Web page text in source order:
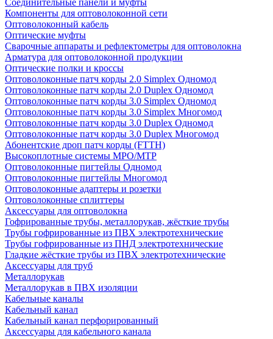
Соединительные панели и муфты
Компоненты для оптоволоконной сети
Оптоволоконный кабель
Оптические муфты
Сварочные аппараты и рефлектометры для оптоволокна
Арматура для оптоволоконной продукции
Оптические полки и кроссы
Оптоволоконные патч корды 2.0 Simplex Одномод
Оптоволоконные патч корды 2.0 Duplex Одномод
Оптоволоконные патч корды 3.0 Simplex Одномод
Оптоволоконные патч корды 3.0 Simplex Многомод
Оптоволоконные патч корды 3.0 Duplex Одномод
Оптоволоконные патч корды 3.0 Duplex Многомод
Абонентские дроп патч корды (FTTH)
Высокоплотные системы MPO/MTP
Оптоволоконные пигтейлы Одномод
Оптоволоконные пигтейлы Многомод
Оптоволоконные адаптеры и розетки
Оптоволоконные сплиттеры
Аксессуары для оптоволокна
Гофрированные трубы, металлорукав, жёсткие трубы
Трубы гофрированные из ПВХ электротехнические
Трубы гофрированные из ПНД электротехнические
Гладкие жёсткие трубы из ПВХ электротехнические
Аксессуары для труб
Металлорукав
Металлорукав в ПВХ изоляции
Кабельные каналы
Кабельный канал
Кабельный канал перфорированный
Аксессуары для кабельного канала